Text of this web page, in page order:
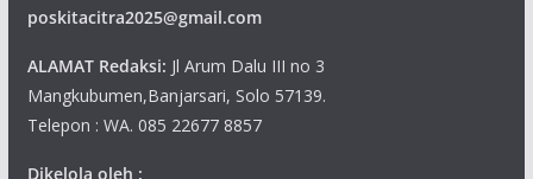
poskitacitra2025@gmail.com
ALAMAT Redaksi: Jl Arum Dalu III no 3
Mangkubumen,Banjarsari, Solo 57139.
Telepon : WA. 085 22677 8857
Dikelola oleh :